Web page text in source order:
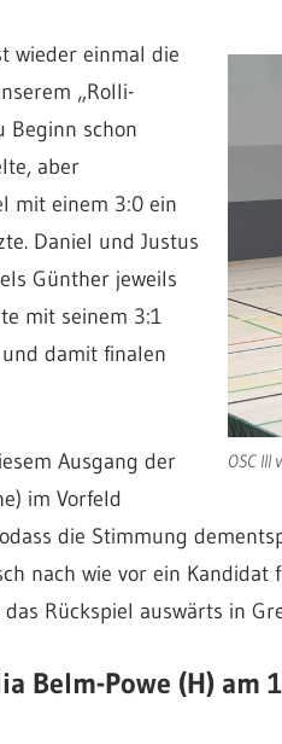
OSC III
wieder einmal die
„Rolli-
Beginn schon
aber
mit einem 3:0 ein
Daniel und Justus
Günther jeweils
mit seinem 3:1
damit finalen
Ausgang der
im Vorfeld
die Stimmung
nach wie vor ein Kandidat
Rückspiel auswärts in
Belm-Powe (H) am